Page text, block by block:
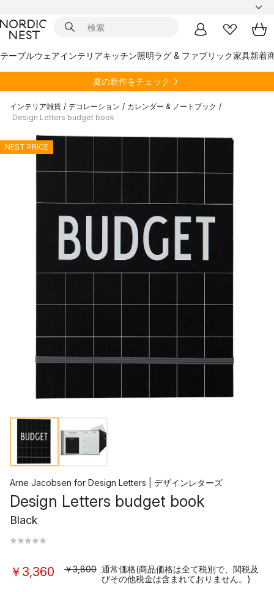
テーブルウェアインテリアキッチン照明ラグ & ファブリック家具新着
夏の新作をチェック
インテリア雑貨 / デコレーション / カレンダー & ノートブック /
Design Letters budget book
NEST PRICE
Arne Jacobsen for Design Letters | デザインレターズ
Design Letters budget book
Black
￥3,360 ￥3,800 通常価格(商品価格は全て税別で、関税及
びその他税金は含まれておりません。)